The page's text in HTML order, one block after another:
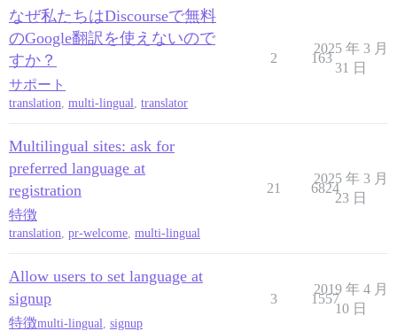
なぜ私たちはDiscourseで無料
のGoogle翻訳を使えないので
すか？
サポート
translation, multi-lingual, translator
2 163
2025 年 3 月
31 日
Multilingual sites: ask for
preferred language at
registration
特徴
translation, pr-welcome, multi-lingual
21 6824
2025 年 3 月
23 日
Allow users to set language at
signup
特徴multi-lingual signup
3 1557
2019 年 4 月
10 日